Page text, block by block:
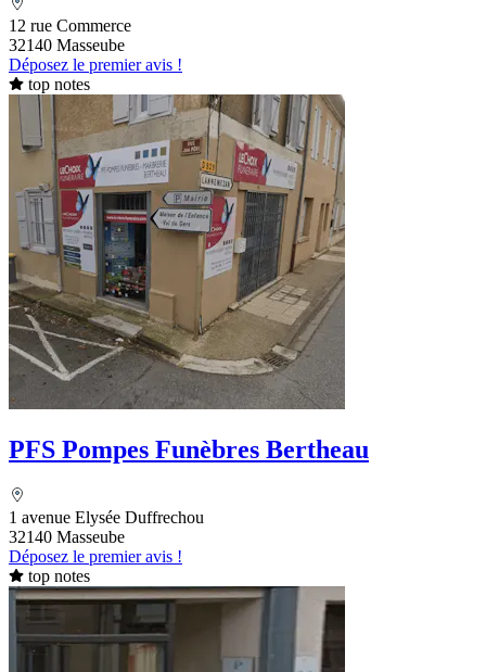
12 rue Commerce
32140 Masseube
Déposez le premier avis !
top notes
PFS Pompes Funèbres Bertheau
1 avenue Elysée Duffrechou
32140 Masseube
Déposez le premier avis !
top notes